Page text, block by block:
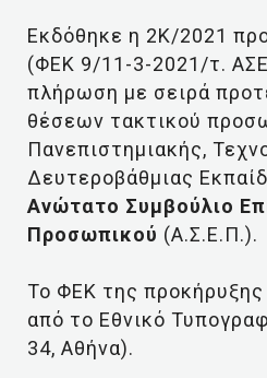
Εκδόθηκε η 2Κ/2021
(ΦΕΚ 9/11-3-2021/τ.
πλήρωση με σειρά
θέσεων τακτικού
Πανεπιστημιακής,
Δευτεροβάθμιας
Ανώτατο Συμβούλιο
Προσωπικού (Α.Σ.Ε.Π.).
Το ΦΕΚ της προκήρυξης
από το Εθνικό
34, Αθήνα).